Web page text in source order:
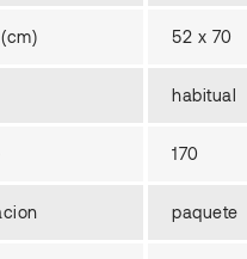
52 x 70
habitual
170
paquete